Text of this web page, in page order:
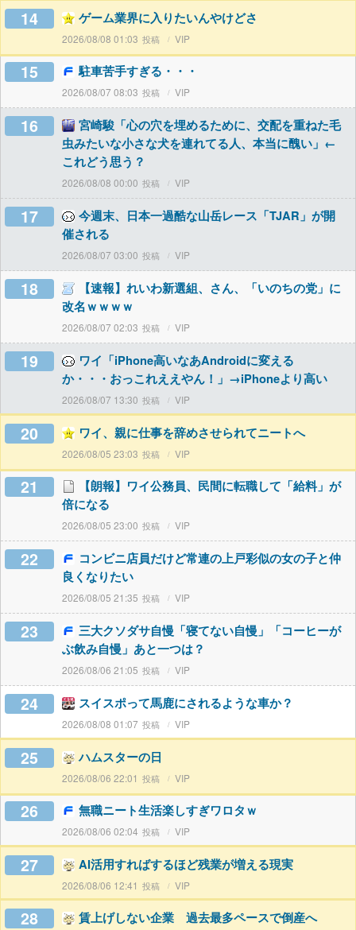
14 ゲーム業界に入りたいんやけどさ
2026/08/08 01:03 VIP
15 駐車苦手すぎる・・・
2026/08/07 08:03 VIP
16
宮崎駿「心の穴を埋めるために、交配を重ねた毛
虫みたいな小さな犬を連れてる人、本当に醜い」←
これどう思う？
2026/08/08 00:00 VIP
17
今週末、日本一過酷な山岳レース「TJAR」が開
催される
2026/08/07 03:00 VIP
18
【速報】れいわ新選組、さん、「いのちの党」に
改名ｗｗｗｗ
2026/08/07 02:03 VIP
19
ワイ「iPhone高いなあAndroidに変える
か・・・おっこれええやん！」→iPhoneより高い
2026/08/07 13:30 VIP
20 ワイ、親に仕事を辞めさせられてニートへ
2026/08/05 23:03 VIP
21
【朗報】ワイ公務員、民間に転職して「給料」が
倍になる
2026/08/05 23:00 VIP
22
コンビニ店員だけど常連の上戸彩似の女の子と仲
良くなりたい
2026/08/05 21:35 VIP
23
三大クソダサ自慢「寝てない自慢」「コーヒーが
ぶ飲み自慢」あと一つは？
2026/08/06 21:05 VIP
24 スイスポって馬鹿にされるような車か？
2026/08/08 01:07 VIP
25 ハムスターの日
2026/08/06 22:01 VIP
26 無職ニート生活楽しすぎワロタｗ
2026/08/06 02:04 VIP
27 AI活用すればするほど残業が増える現実
2026/08/06 12:41 VIP
28 賃上げしない企業 過去最多ペースで倒産へ